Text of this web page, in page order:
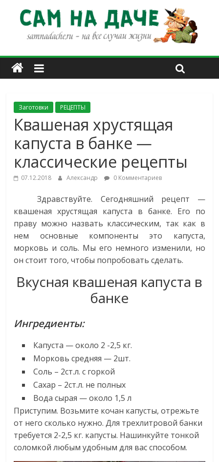
Заготовки РЕЦЕПТЫ
Квашеная хрустящая
капуста в банке —
классические рецепты
07.12.2018 Александр 0 Комментариев
Здравствуйте. Сегодняшний рецепт —
квашеная хрустящая капуста в банке. Его по
праву можно назвать классическим, так как в
нем основные компоненты это капуста,
морковь и соль. Мы его немного изменили, но
он стоит того, чтобы попробовать сделать.
Вкусная квашеная капуста в
банке
Ингредиенты:
Капуста — около 2 -2,5 кг.
Морковь средняя — 2шт.
Соль – 2ст.л. с горкой
Сахар – 2ст.л. не полных
Вода сырая — около 1,5 л
Приступим. Возьмите кочан капусты, отрежьте
от него сколько нужно. Для трехлитровой банки
требуется 2-2,5 кг. капусты. Нашинкуйте тонкой
соломкой любым удобным для вас способом.